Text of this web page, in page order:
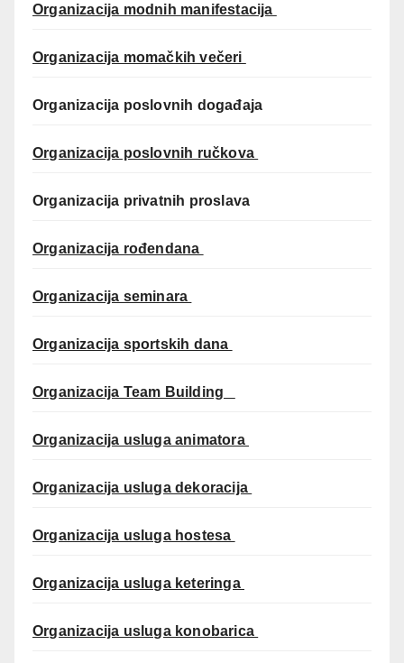
Organizacija modnih manifestacija
Organizacija momačkih večeri
Organizacija poslovnih događaja
Organizacija poslovnih ručkova
Organizacija privatnih proslava
Organizacija rođendana
Organizacija seminara
Organizacija sportskih dana
Organizacija Team Building
Organizacija usluga animatora
Organizacija usluga dekoracija
Organizacija usluga hostesa
Organizacija usluga keteringa
Organizacija usluga konobarica